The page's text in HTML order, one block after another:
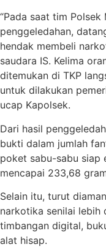
“Pada saat tim
penggeledahan,
hendak membeli
saudara IS. Kelima
ditemukan di TKP
untuk dilakukan
ucap Kapolsek.
Dari hasil
bukti dalam jumlah
poket sabu-sabu
mencapai 233,68
Selain itu, turut
narkotika senilai lebih
timbangan digital,
alat hisap.